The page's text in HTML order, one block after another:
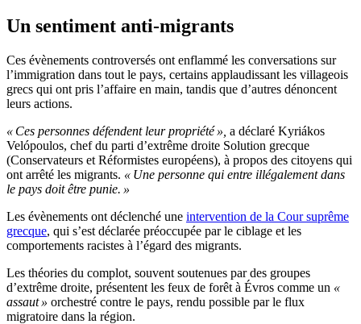
Un sentiment anti-migrants
Ces évènements controversés ont enflammé les conversations sur
l’immigration dans tout le pays, certains applaudissant les villageois
grecs qui ont pris l’affaire en main, tandis que d’autres dénoncent
leurs actions.
« Ces personnes défendent leur propriété », a déclaré Kyriákos
Velópoulos, chef du parti d’extrême droite Solution grecque
(Conservateurs et Réformistes européens), à propos des citoyens qui
ont arrêté les migrants. « Une personne qui entre illégalement dans
le pays doit être punie. »
Les évènements ont déclenché une intervention de la Cour suprême
grecque, qui s’est déclarée préoccupée par le ciblage et les
comportements racistes à l’égard des migrants.
Les théories du complot, souvent soutenues par des groupes
d’extrême droite, présentent les feux de forêt à Évros comme un «
assaut » orchestré contre le pays, rendu possible par le flux
migratoire dans la région.